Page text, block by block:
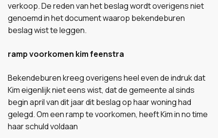
verkoop. De reden van het beslag wordt overigens niet
genoemd in het document waarop bekendeburen
beslag wist te leggen.
ramp voorkomen kim feenstra
Bekendeburen kreeg overigens heel even de indruk dat
Kim eigenlijk niet eens wist, dat de gemeente al sinds
begin april van dit jaar dit beslag op haar woning had
gelegd. Om een ramp te voorkomen, heeft Kim in no time
haar schuld voldaan